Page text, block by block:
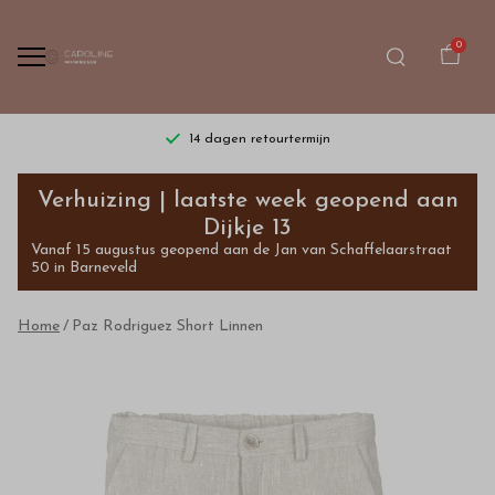
0
14 dagen retourtermijn
Paz
Rodriguez
Short
Linnen
Bestel
kinderkleding
Verhuizing | laatste week geopend aan
Dijkje 13
Vanaf 15 augustus geopend aan de Jan van Schaffelaarstraat
50 in Barneveld
Home Paz Rodriguez Short Linnen